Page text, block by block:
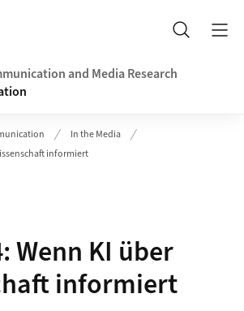
Search
and Media Research
In the Media
informiert
Wenn KI über
informiert